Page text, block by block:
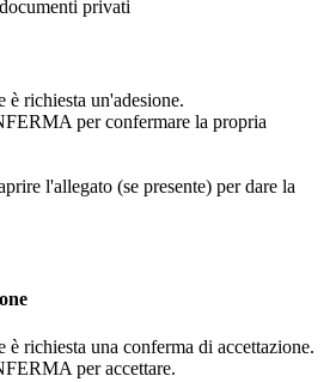
privati
è richiesta un'adesione.
per confermare la propria
l'allegato (se presente) per dare la
è richiesta una conferma di accettazione.
per accettare.